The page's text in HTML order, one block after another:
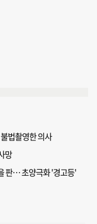
법촬영한 의사
망
판… 초양극화 '경고등'